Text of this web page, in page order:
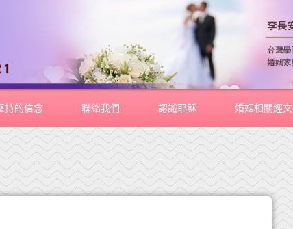
持的信念 聯絡我們 認識耶穌 婚姻相關經文